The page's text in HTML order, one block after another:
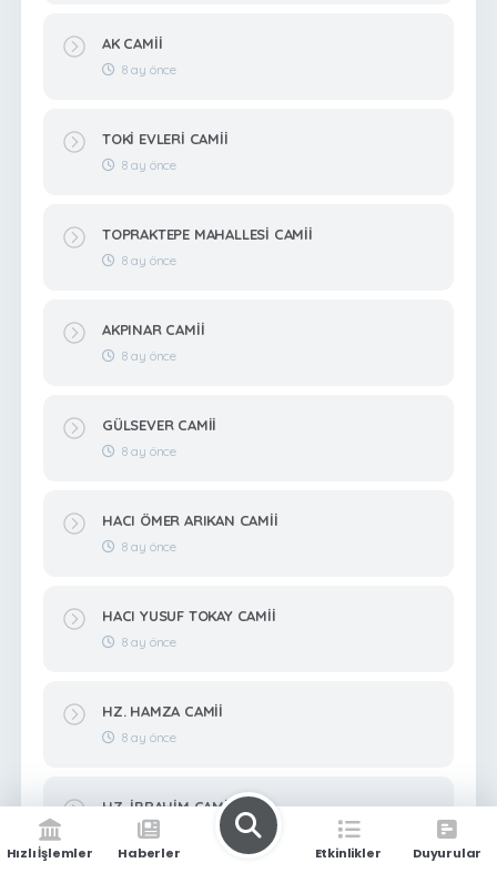
AK CAMİİ
8 ay önce
TOKİ EVLERİ CAMİİ
8 ay önce
TOPRAKTEPE MAHALLESİ CAMİİ
8 ay önce
AKPINAR CAMİİ
8 ay önce
GÜLSEVER CAMİİ
8 ay önce
HACI ÖMER ARIKAN CAMİİ
8 ay önce
HACI YUSUF TOKAY CAMİİ
8 ay önce
HZ. HAMZA CAMİİ
8 ay önce
HZ. İBRAHİM CAMİİ
8 ay önce
Hızlı İşlemler Haberler Etkinlikler Duyurular